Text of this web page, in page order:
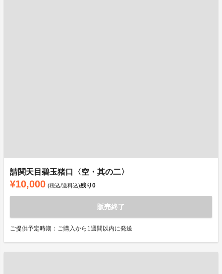
請関天目碧玉猪口〈空・其の二〉
¥10,000 (税込/送料込)残り0
販売終了
ご提供予定時期：ご購入から1週間以内に発送